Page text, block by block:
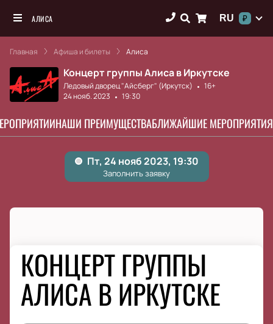
АЛИСА RU ₽
Главная Афиша и билеты Алиса
Концерт группы Алиса в Иркутске
Ледовый дворец "Айсберг" (Иркутск)
16+
24 нояб. 2023
19:30
НАШИ ПРЕИМУЩЕСТВАБЛИЖАЙШИЕ МЕРОПРИЯТИЯ
КОНЦЕРТ ГРУППЫ
АЛИСА В ИРКУТСКЕ